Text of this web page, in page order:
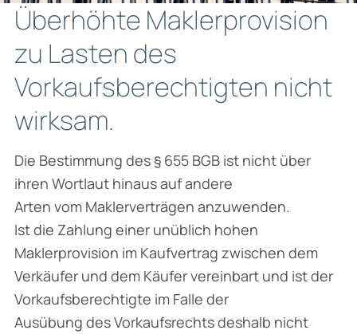
Überhöhte Maklerprovision
zu Lasten des
Vorkaufsberechtigten nicht
wirksam.
Die Bestimmung des § 655 BGB ist nicht über
ihren Wortlaut hinaus auf andere
Arten vom Maklerverträgen anzuwenden.
Ist die Zahlung einer unüblich hohen
Maklerprovision im Kaufvertrag zwischen dem
Verkäufer und dem Käufer vereinbart und ist der
Vorkaufsberechtigte im Falle der
Ausübung des Vorkaufsrechts deshalb nicht